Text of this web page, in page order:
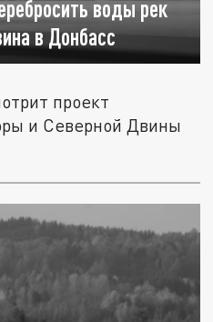
воды рек
в Донбасс
проект
и Северной Двины